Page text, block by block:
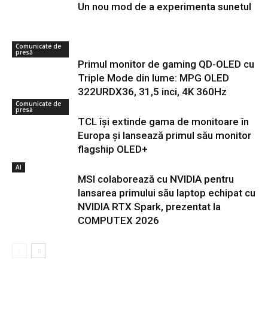
Un nou mod de a experimenta sunetul
Comunicate de
presă
Primul monitor de gaming QD-OLED cu
Triple Mode din lume: MPG OLED
322URDX36, 31,5 inci, 4K 360Hz
Comunicate de
presă
TCL își extinde gama de monitoare în
Europa și lansează primul său monitor
flagship OLED+
AI
MSI colaborează cu NVIDIA pentru
lansarea primului său laptop echipat cu
NVIDIA RTX Spark, prezentat la
COMPUTEX 2026